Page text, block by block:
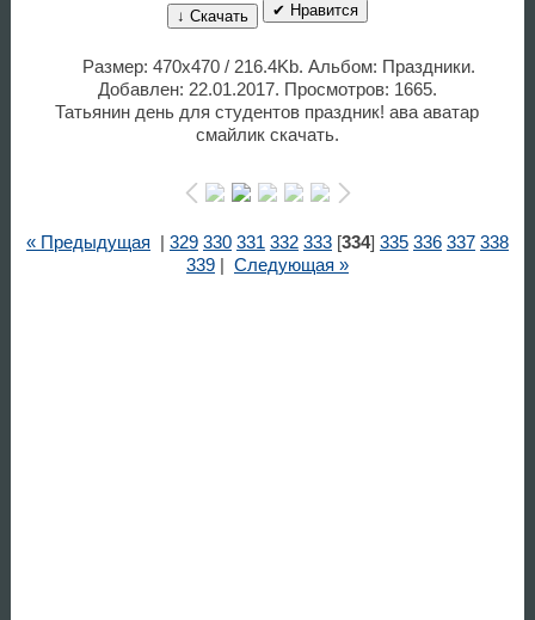
↓ Скачать ✔ Нравится
Размер: 470x470 / 216.4Kb. Альбом: Праздники.
Добавлен: 22.01.2017. Просмотров: 1665.
Татьянин день для студентов праздник! ава аватар
смайлик скачать.
« Предыдущая 329 330 331 332 333[334] 335 336 337 338
339| Следующая »